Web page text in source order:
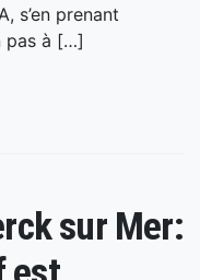
s’en prenant
pas à […]
sur Mer: